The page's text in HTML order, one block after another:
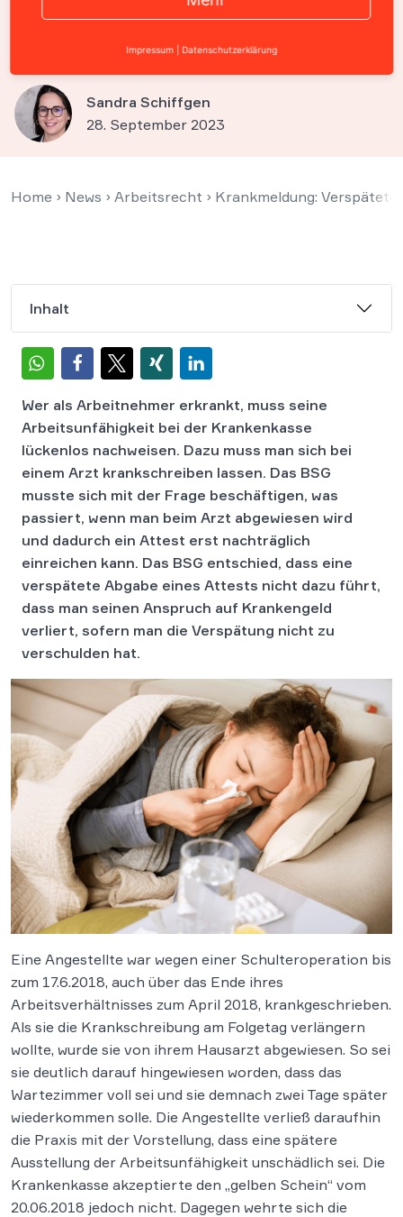
Anspruch auf Krankengeld
nicht immer entfallen
Sandra Schiffgen
28. September 2023
Home › News › Arbeitsrecht › Krankmeldung:
Inhalt
Wer als Arbeitnehmer erkrankt, muss seine
Arbeitsunfähigkeit bei der Krankenkasse
lückenlos nachweisen. Dazu muss man sich bei
einem Arzt krankschreiben lassen. Das BSG
musste sich mit der Frage beschäftigen, was
passiert, wenn man beim Arzt abgewiesen wird
und dadurch ein Attest erst nachträglich
einreichen kann. Das BSG entschied, dass eine
verspätete Abgabe eines Attests nicht dazu führt,
dass man seinen Anspruch auf Krankengeld
verliert, sofern man die Verspätung nicht zu
verschulden hat.
Eine Angestellte war wegen einer Schulteroperation bis
zum 17.6.2018, auch über das Ende ihres
Arbeitsverhältnisses zum April 2018, krankgeschrieben.
Als sie die Krankschreibung am Folgetag verlängern
wollte, wurde sie von ihrem Hausarzt abgewiesen. So sei
sie deutlich darauf hingewiesen worden, dass das
Wartezimmer voll sei und sie demnach zwei Tage später
wiederkommen solle. Die Angestellte verließ daraufhin
die Praxis mit der Vorstellung, dass eine spätere
Ausstellung der Arbeitsunfähigkeit unschädlich sei. Die
Krankenkasse akzeptierte den „gelben Schein“ vom
20.06.2018 jedoch nicht. Dagegen wehrte sich die
Impressum Datenschutzerklärung